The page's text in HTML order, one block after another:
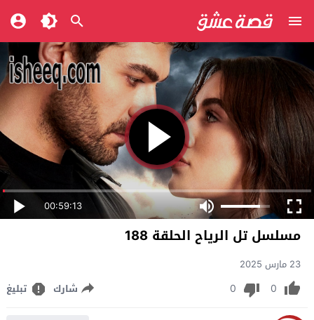
00:59:13
مسلسل تل الرياح الحلقة 188
23 مارس 2025
0
0 شارك تبليغ